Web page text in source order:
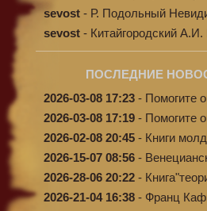
sevost - Р. Подольный
sevost - Китайгородский А.И.
ПОСЛЕДНИЕ
2026-03-08 17:23 - Помогите
2026-03-08 17:19 - Помогите
доро...
2026-02-08 20:45 - Книги
2026-15-07 08:56 -
Во...
2026-28-06 20:22 -
и...
2026-21-04 16:38 - Франц